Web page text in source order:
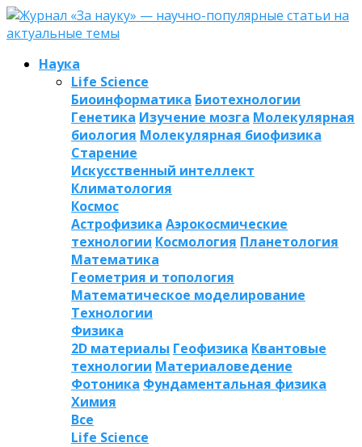
Наука
Life Science
Биоинформатика Биотехнологии
Генетика Изучение мозга Молекулярная
биология Молекулярная биофизика
Старение
Искусственный интеллект
Климатология
Космос
Астрофизика Аэрокосмические
технологии Космология Планетология
Математика
Геометрия и топология
Математическое моделирование
Технологии
Физика
2D материалы Геофизика Квантовые
технологии Материаловедение
Фотоника Фундаментальная физика
Химия
Все
Life Science